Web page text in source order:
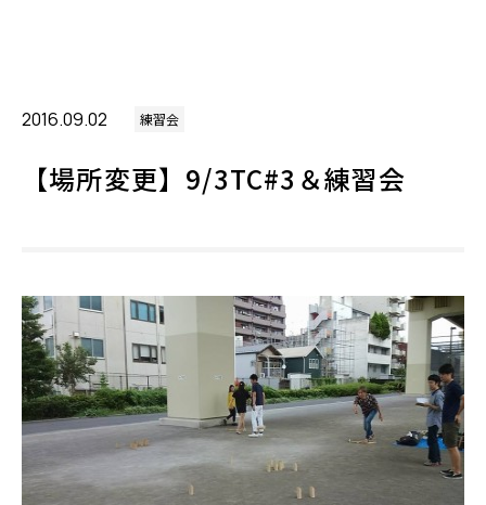
2016.09.02 練習会
【場所変更】9/3TC#3＆練習会